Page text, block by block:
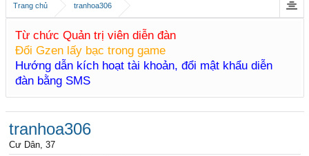
Trang chủ tranhoa306
Từ chức Quản trị viên diễn đàn
Đổi Gzen lấy bạc trong game
Hướng dẫn kích hoạt tài khoản, đổi mật khẩu diễn
đàn bằng SMS
tranhoa306
Cư Dân, 37